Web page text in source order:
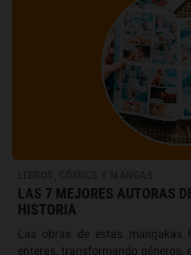
LAS 7 MEJORES AUTORAS
HISTORIA
Las obras de estas mangakas
enteras, transformando géneros,